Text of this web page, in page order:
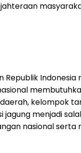
Republik
kelompok
jagung menjadi
nasional